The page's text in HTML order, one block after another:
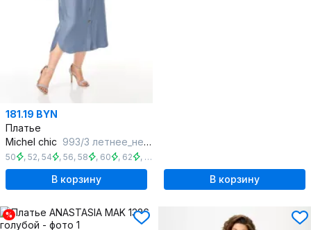
181.19 BYN
Платье
Michel chic 993/3 летнее_небо
50 , 52, 54 , 56, 58 , 60 , 62 , 64
В корзину В корзину
%